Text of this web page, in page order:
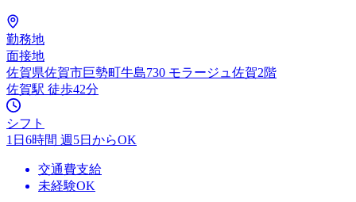
勤務地
面接地
佐賀県佐賀市巨勢町牛島730 モラージュ佐賀2階
佐賀駅 徒歩42分
シフト
1日6時間 週5日からOK
交通費支給
未経験OK